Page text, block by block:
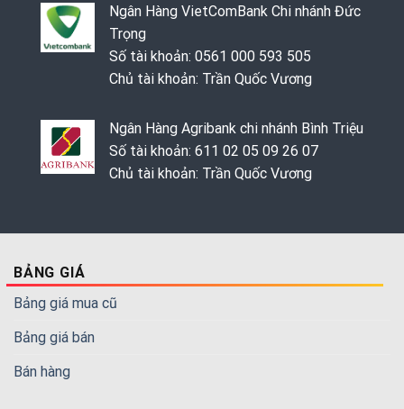
Ngân Hàng VietComBank Chi nhánh Đức
Trọng
Số tài khoản: 0561 000 593 505
Chủ tài khoản: Trần Quốc Vương
Ngân Hàng Agribank chi nhánh Bình Triệu
Số tài khoản: 611 02 05 09 26 07
Chủ tài khoản: Trần Quốc Vương
BẢNG GIÁ
Bảng giá mua cũ
Bảng giá bán
Bán hàng